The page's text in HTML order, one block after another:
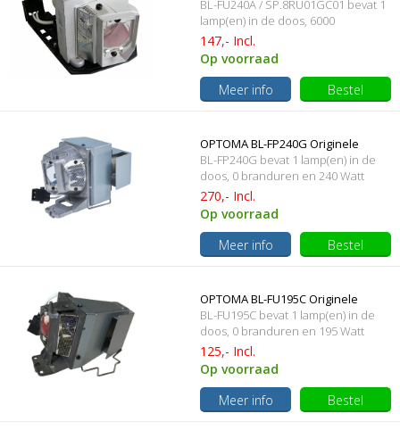
SP.8RU01GC01 Originele lamp met
behuizing
BL-FU240A / SP.8RU01GC01 bevat 1
lamp(en) in de doos, 6000
branduren en 240 Watt
147,- Incl.
Op voorraad
Meer info
Bestel
OPTOMA BL-FP240G Originele
lampmodule
BL-FP240G bevat 1 lamp(en) in de
doos, 0 branduren en 240 Watt
270,- Incl.
Op voorraad
Meer info
Bestel
OPTOMA BL-FU195C Originele
lampmodule met universele
behuizing
BL-FU195C bevat 1 lamp(en) in de
doos, 0 branduren en 195 Watt
125,- Incl.
Op voorraad
Meer info
Bestel